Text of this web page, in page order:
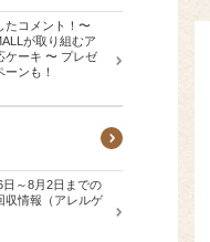
たコメント！〜
が取り組むア
ケーキ 〜 プレゼ
ンも！
日～8月2日までの
収情報（アレルゲ